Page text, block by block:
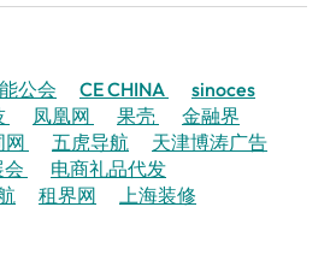
公会 CE CHINA
sinoces
凤凰网 果壳
金融界
网 五虎导航
天津博涛广告
会
电商礼品代发
租界网 上海装修